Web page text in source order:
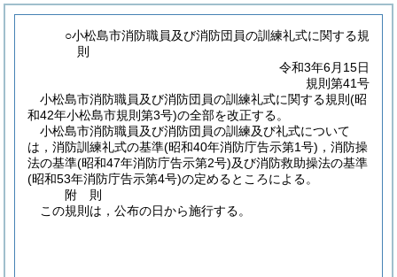
○小松島市消防職員及び消防団員の訓練礼式に関する規
則
令和3年6月15日
規則第41号
小松島市消防職員及び消防団員の訓練礼式に関する規則(昭
和42年小松島市規則第3号)の全部を改正する。
小松島市消防職員及び消防団員の訓練及び礼式について
は，消防訓練礼式の基準(昭和40年消防庁告示第1号) ，消防操
法の基準(昭和47年消防庁告示第2号)及び消防救助操法の基準
(昭和53年消防庁告示第4号)の定めるところによる。
附 則
この規則は，公布の日から施行する。